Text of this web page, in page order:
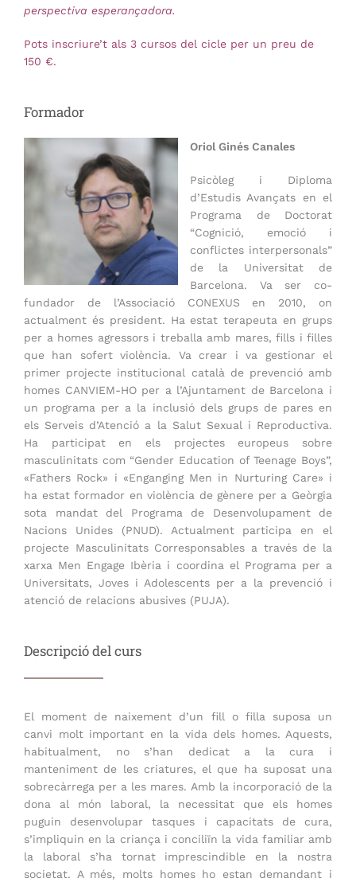
perspectiva esperançadora.
Pots inscriure’t als 3 cursos del cicle per un preu de
150 €.
Formador
Oriol Ginés Canales
Psicòleg i Diploma
d’Estudis Avançats en el
Programa de Doctorat
“Cognició, emoció i
conflictes interpersonals”
de la Universitat de
Barcelona. Va ser co-
fundador de l’Associació CONEXUS en 2010, on
actualment és president. Ha estat terapeuta en grups
per a homes agressors i treballa amb mares, fills i filles
que han sofert violència. Va crear i va gestionar el
primer projecte institucional català de prevenció amb
homes CANVIEM-HO per a l’Ajuntament de Barcelona i
un programa per a la inclusió dels grups de pares en
els Serveis d’Atenció a la Salut Sexual i Reproductiva.
Ha participat en els projectes europeus sobre
masculinitats com “Gender Education of Teenage Boys”,
«Fathers Rock» i «Enganging Men in Nurturing Care» i
ha estat formador en violència de gènere per a Geòrgia
sota mandat del Programa de Desenvolupament de
Nacions Unides (PNUD). Actualment participa en el
projecte Masculinitats Corresponsables a través de la
xarxa Men Engage Ibèria i coordina el Programa per a
Universitats, Joves i Adolescents per a la prevenció i
atenció de relacions abusives (PUJA).
Descripció del curs
El moment de naixement d’un fill o filla suposa un
canvi molt important en la vida dels homes. Aquests,
habitualment, no s’han dedicat a la cura i
manteniment de les criatures, el que ha suposat una
sobrecàrrega per a les mares. Amb la incorporació de la
dona al món laboral, la necessitat que els homes
puguin desenvolupar tasques i capacitats de cura,
s’impliquin en la criança i conciliïn la vida familiar amb
la laboral s’ha tornat imprescindible en la nostra
societat. A més, molts homes ho estan demandant i